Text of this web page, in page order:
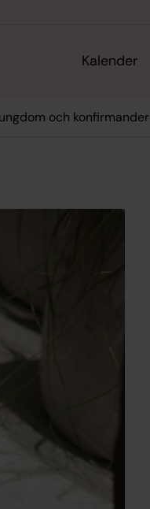
Kalender
och konfirmander